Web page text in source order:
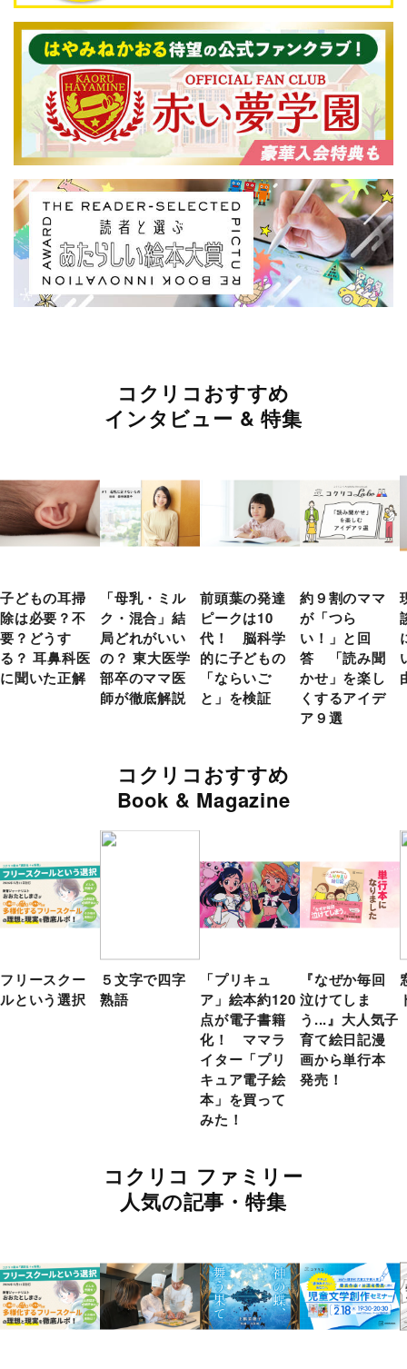
コクリコおすすめ
インタビュー & 特集
子どもの耳掃
除は必要？不
要？どうす
る？ 耳鼻科医
に聞いた正解
「母乳・ミル
ク・混合」結
局どれがいい
の？ 東大医学
部卒のママ医
師が徹底解説
前頭葉の発達
ピークは10
代！ 脳科学
的に子どもの
「ならいご
と」を検証
約９割のママ
が「つら
い！」と回
答 「読み聞
かせ」を楽し
くするアイデ
ア９選
コクリコおすすめ
Book & Magazine
フリースクー
ルという選択
５文字で四字
熟語
「プリキュ
ア」絵本約120
点が電子書籍
化！ ママラ
イター「プリ
キュア電子絵
本」を買って
みた！
『なぜか毎回
泣けてしま
う...』大人気子
育て絵日記漫
画から単行本
発売！
コクリコ ファミリー
人気の記事・特集